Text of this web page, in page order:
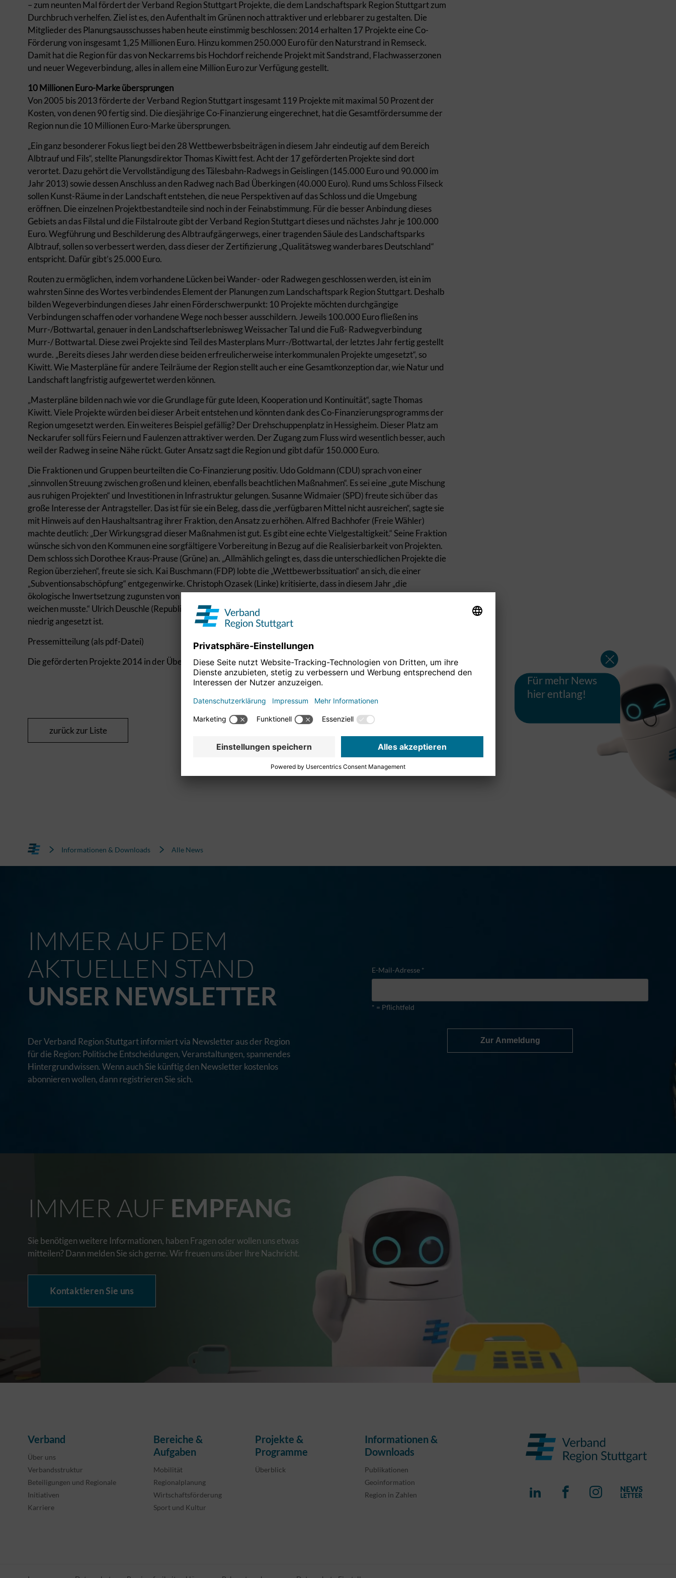
– zum neunten Mal fördert der Verband Region Stuttgart Projekte, die dem Landschaftspark Region Stuttgart zum
Durchbruch verhelfen. Ziel ist es, den Aufenthalt im Grünen noch attraktiver und erlebbarer zu gestalten. Die
Mitglieder des Planungsausschusses haben heute einstimmig beschlossen: 2014 erhalten 17 Projekte eine Co-
Förderung von insgesamt 1,25 Millionen Euro. Hinzu kommen 250.000 Euro für den Naturstrand in Remseck.
Damit hat die Region für das von Neckarrems bis Hochdorf reichende Projekt mit Sandstrand, Flachwasserzonen
und neuer Wegeverbindung, alles in allem eine Million Euro zur Verfügung gestellt.
10 Millionen Euro-Marke übersprungen
Von 2005 bis 2013 förderte der Verband Region Stuttgart insgesamt 119 Projekte mit maximal 50 Prozent der
Kosten, von denen 90 fertig sind. Die diesjährige Co-Finanzierung eingerechnet, hat die Gesamtfördersumme der
Region nun die 10 Millionen Euro-Marke übersprungen.
„Ein ganz besonderer Fokus liegt bei den 28 Wettbewerbsbeiträgen in diesem Jahr eindeutig auf dem Bereich
Albtrauf und Fils“, stellte Planungsdirektor Thomas Kiwitt fest. Acht der 17 geförderten Projekte sind dort
verortet. Dazu gehört die Vervollständigung des Tälesbahn-Radwegs in Geislingen (145.000 Euro und 90.000 im
Jahr 2013) sowie dessen Anschluss an den Radweg nach Bad Überkingen (40.000 Euro). Rund ums Schloss Filseck
sollen Kunst-Räume in der Landschaft entstehen, die neue Perspektiven auf das Schloss und die Umgebung
eröffnen. Die einzelnen Projektbestandteile sind noch in der Feinabstimmung. Für die besser Anbindung dieses
Gebiets an das Filstal und die Filstalroute gibt der Verband Region Stuttgart dieses und nächstes Jahr je 100.000
Euro. Wegführung und Beschilderung des Albtraufgängerwegs, einer tragenden Säule des Landschaftsparks
Albtrauf, sollen so verbessert werden, dass dieser der Zertifizierung „Qualitätsweg wanderbares Deutschland“
entspricht. Dafür gibt’s 25.000 Euro.
Routen zu ermöglichen, indem vorhandene Lücken bei Wander- oder Radwegen geschlossen werden, ist ein im
wahrsten Sinne des Wortes verbindendes Element der Planungen zum Landschaftspark Region Stuttgart. Deshalb
bilden Wegeverbindungen dieses Jahr einen Förderschwerpunkt: 10 Projekte möchten durchgängige
Verbindungen schaffen oder vorhandene Wege noch besser ausschildern. Jeweils 100.000 Euro fließen ins
Murr-/Bottwartal, genauer in den Landschaftserlebnisweg Weissacher Tal und die Fuß- Radwegverbindung
Murr-/ Bottwartal. Diese zwei Projekte sind Teil des Masterplans Murr-/Bottwartal, der letztes Jahr fertig gestellt
wurde. „Bereits dieses Jahr werden diese beiden erfreulicherweise interkommunalen Projekte umgesetzt“, so
Kiwitt. Wie Masterpläne für andere Teilräume der Region stellt auch er eine Gesamtkonzeption dar, wie Natur und
Landschaft langfristig aufgewertet werden können.
„Masterpläne bilden nach wie vor die Grundlage für gute Ideen, Kooperation und Kontinuität“, sagte Thomas
Kiwitt. Viele Projekte würden bei dieser Arbeit entstehen und könnten dank des Co-Finanzierungsprogramms der
Region umgesetzt werden. Ein weiteres Beispiel gefällig? Der Drehschuppenplatz in Hessigheim. Dieser Platz am
Neckarufer soll fürs Feiern und Faulenzen attraktiver werden. Der Zugang zum Fluss wird wesentlich besser, auch
weil der Radweg in seine Nähe rückt. Guter Ansatz sagt die Region und gibt dafür 150.000 Euro.
Die Fraktionen und Gruppen beurteilten die Co-Finanzierung positiv. Udo Goldmann (CDU) sprach von einer
„sinnvollen Streuung zwischen großen und kleinen, ebenfalls beachtlichen Maßnahmen“. Es sei eine „gute Mischung
aus ruhigen Projekten“ und Investitionen in Infrastruktur gelungen. Susanne Widmaier (SPD) freute sich über das
große Interesse der Antragsteller. Das ist für sie ein Beleg, dass die „verfügbaren Mittel nicht ausreichen“, sagte sie
mit Hinweis auf den Haushaltsantrag ihrer Fraktion, den Ansatz zu erhöhen. Alfred Bachhofer (Freie Wähler)
machte deutlich: „Der Wirkungsgrad dieser Maßnahmen ist gut. Es gibt eine echte Vielgestaltigkeit.“ Seine Fraktion
wünsche sich von den Kommunen eine sorgfältigere Vorbereitung in Bezug auf die Realisierbarkeit von Projekten.
Dem schloss sich Dorothee Kraus-Prause (Grüne) an. „Allmählich gelingt es, dass die unterschiedlichen Projekte die
Region überziehen“, freute sie sich. Kai Buschmann (FDP) lobte die „Wettbewerbssituation“ an sich, die einer
„Subventionsabschöpfung“ entgegenwirke. Christoph Ozasek (Linke) kritisierte, dass in diesem Jahr „die
ökologische Inwertsetzung zugunsten von Projekten zur Freizeitgestaltung von Radfahrern und Wanderern
weichen musste.“ Ulrich Deuschle (Republikaner) stellte fest, dass der Finanzrahmen mit 1,5 Millionen Euro zu
niedrig angesetzt ist.
Pressemitteilung (als pdf-Datei)
Die geförderten Projekte 2014 in der Übersicht
zurück zur Liste
Für mehr News
hier entlang!
Informationen & Downloads Alle News
IMMER AUF DEM
AKTUELLEN STAND
UNSER NEWSLETTER
Der Verband Region Stuttgart informiert via Newsletter aus der Region
für die Region: Politische Entscheidungen, Veranstaltungen, spannendes
Hintergrundwissen. Wenn auch Sie künftig den Newsletter kostenlos
abonnieren wollen, dann registrieren Sie sich.
E-Mail-Adresse *
* = Pflichtfeld
Zur Anmeldung
IMMER AUF EMPFANG
Sie benötigen weitere Informationen, haben Fragen oder wollen uns etwas
mitteilen? Dann melden Sie sich gerne. Wir freuen uns über Ihre Nachricht.
Kontaktieren Sie uns
Verband
Über uns
Verbandsstruktur
Beteiligungen und Regionale
Initiativen
Karriere
Bereiche &
Aufgaben
Mobilität
Regionalplanung
Wirtschaftsförderung
Sport und Kultur
Projekte &
Programme
Überblick
Informationen &
Downloads
Publikationen
Geoinformation
Region in Zahlen